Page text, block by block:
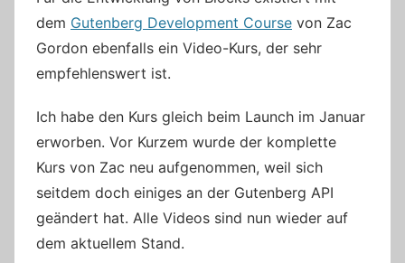
dem Gutenberg Development Course von Zac
Gordon ebenfalls ein Video-Kurs, der sehr
empfehlenswert ist.
Ich habe den Kurs gleich beim Launch im Januar
erworben. Vor Kurzem wurde der komplette
Kurs von Zac neu aufgenommen, weil sich
seitdem doch einiges an der Gutenberg API
geändert hat. Alle Videos sind nun wieder auf
dem aktuellem Stand.